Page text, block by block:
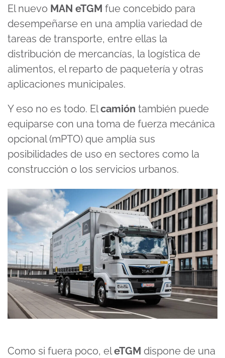
El nuevo MAN eTGM fue concebido para
desempeñarse en una amplia variedad de
tareas de transporte, entre ellas la
distribución de mercancías, la logística de
alimentos, el reparto de paquetería y otras
aplicaciones municipales.
Y eso no es todo. Elcamión también puede
equiparse con una toma de fuerza mecánica
opcional (mPTO) que amplía sus
posibilidades de uso en sectores como la
construcción o los servicios urbanos.
Como si fuera poco, eleTGM dispone de una